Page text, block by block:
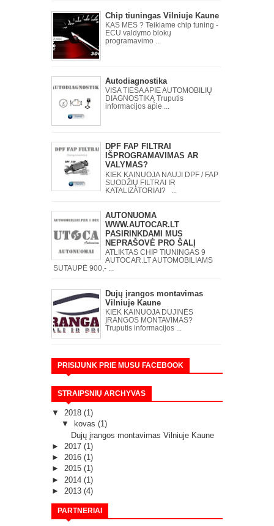
Chip tiuningas Vilniuje Kaune
KAS MES ? Teikiame chip tuning -
ECU valdymo blokų
programavimo ...
Autodiagnostika
VISA TIESA APIE AUTOMOBILIŲ
DIAGNOSTIKĄ Truputis
informacijos apie ...
DPF FAP FILTRAI
IŠPROGRAMAVIMAS AR
VALYMAS?
KIEK KAINUOJA NAUJI DPF / FAP
SUODŽIŲ FILTRAI IR
KATALIZATORIAI? ...
AUTONUOMA
WWW.AUTOCAR.LT
PASIRINKDAMI MUS
NEPRAŠOVĖ PRO ŠALĮ
ATLIKTAS CHIP TIUNINGAS 9
AUTOCAR.LT AUTOMOBILIAMS
SUTAUPĖ 900,- ...
Dujų įrangos montavimas
Vilniuje Kaune
KIEK KAINUOJA DUJINĖS
ĮRANGOS MONTAVIMAS?
Truputis informacijos ...
PRISIJUNK PRIE MUSU FACEBOOK
STRAIPSNIŲ ARCHYVAS
▼ 2018 (1)
▼
kovas (1)
Dujų įrangos montavimas Vilniuje Kaune
►
2017 (1)
►
2016 (1)
►
2015 (1)
►
2014 (1)
►
2013 (4)
PARTNERIAI